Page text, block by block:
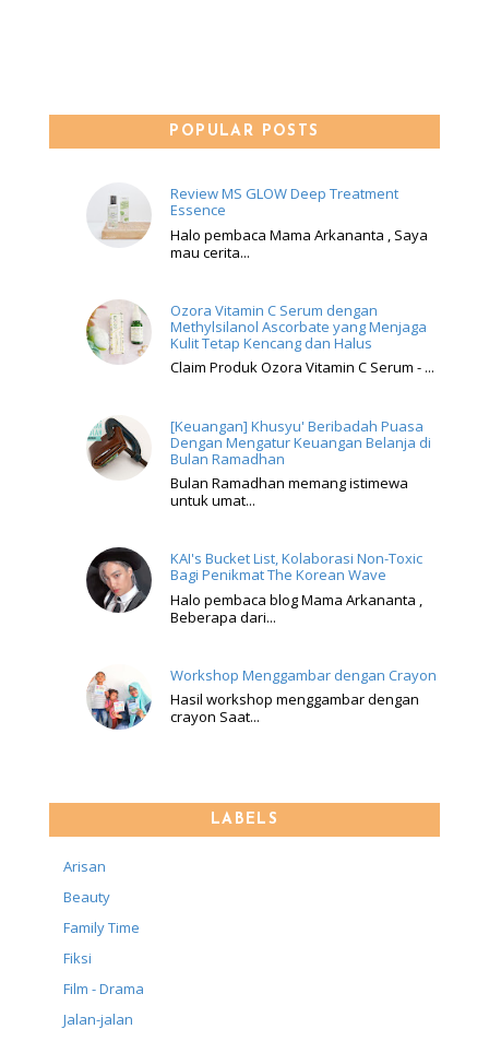
POPULAR POSTS
Review MS GLOW Deep Treatment
Essence
Halo pembaca Mama Arkananta , Saya
mau cerita...
Ozora Vitamin C Serum dengan
Methylsilanol Ascorbate yang Menjaga
Kulit Tetap Kencang dan Halus
Claim Produk Ozora Vitamin C Serum - ...
[Keuangan] Khusyu' Beribadah Puasa
Dengan Mengatur Keuangan Belanja di
Bulan Ramadhan
Bulan Ramadhan memang istimewa
untuk umat...
KAI's Bucket List, Kolaborasi Non-Toxic
Bagi Penikmat The Korean Wave
Halo pembaca blog Mama Arkananta ,
Beberapa dari...
Workshop Menggambar dengan Crayon
Hasil workshop menggambar dengan
crayon Saat...
LABELS
Arisan
Beauty
Family Time
Fiksi
Film - Drama
Jalan-jalan